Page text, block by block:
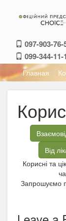
097-903-76-
099-344-11-
Главная
Від
Корисні та
Запрошуємо